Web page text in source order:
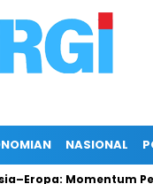
NASIONAL
Momentum Penting